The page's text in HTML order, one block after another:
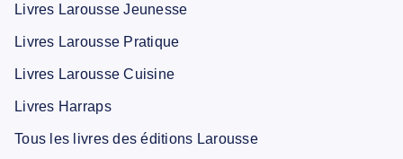
Livres Larousse Jeunesse
Livres Larousse Pratique
Livres Larousse Cuisine
Livres Harraps
Tous les livres des éditions Larousse